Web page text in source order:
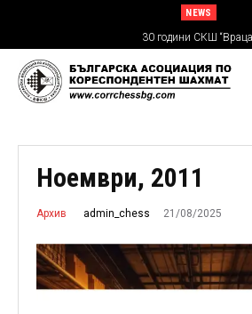
NEWS
30 години СКШ
П О К А Н А ЗА ОТЧЕТНО-
Ноември, 2011
Архив admin_chess 21/08/2025